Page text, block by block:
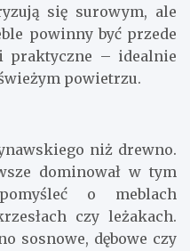
się surowym, ale
powinny być przede
praktyczne – idealnie
powietrzu.
niż drewno.
dominował w tym
o meblach
czy leżakach.
sosnowe, dębowe czy